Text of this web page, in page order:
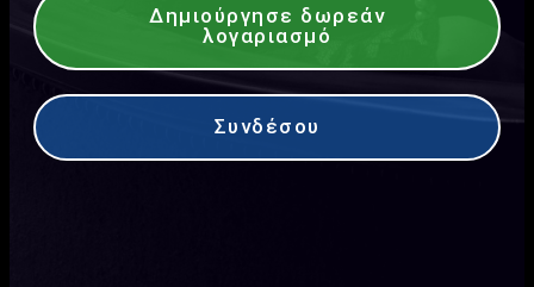
Δημιούργησε δωρεάν
λογαριασμό
Συνδέσου